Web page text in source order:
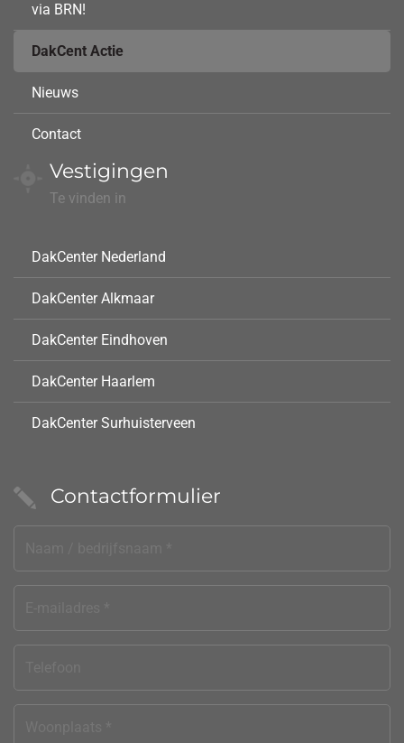
via BRN!
DakCent Actie
Nieuws
Contact
Vestigingen
Te vinden in
DakCenter Nederland
DakCenter Alkmaar
DakCenter Eindhoven
DakCenter Haarlem
DakCenter Surhuisterveen
Contactformulier